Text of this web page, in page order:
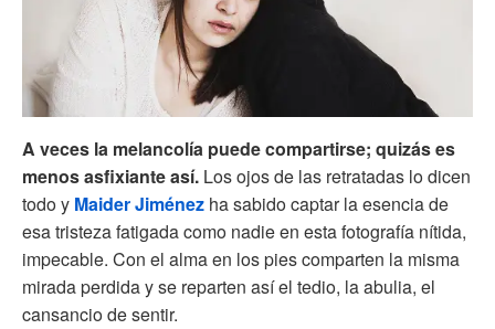
A veces la melancolía puede compartirse; quizás es
menos asfixiante así. Los ojos de las retratadas lo dicen
todo y Maider Jiménez ha sabido captar la esencia de
esa tristeza fatigada como nadie en esta fotografía nítida,
impecable. Con el alma en los pies comparten la misma
mirada perdida y se reparten así el tedio, la abulia, el
cansancio de sentir.